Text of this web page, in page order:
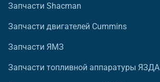
Запчасти Shacman
Запчасти двигателей Cummins
Запчасти ЯМЗ
Запчасти топливной аппаратуры ЯЗДА